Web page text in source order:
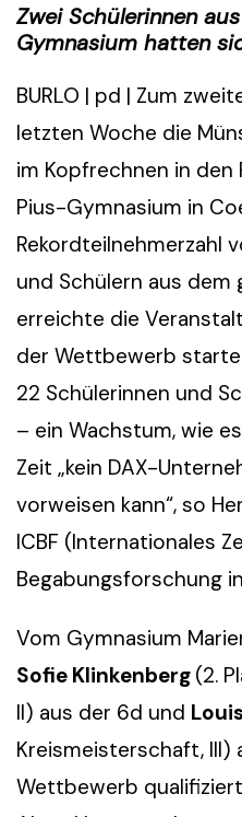
Zwei Schülerinnen
Gymnasium hatten
BURLO | pd | Zum
letzten Woche die
im Kopfrechnen in den
Pius-Gymnasium in
Rekordteilnehmerzahl
und Schülern aus
erreichte die
der Wettbewerb
22 Schülerinnen und
– ein Wachstum, wie
Zeit „kein DAX-
vorweisen kann“, so
ICBF (Internationales
Begabungsforschung
Vom Gymnasium
Sofie Klinkenberg (2.
II) aus der 6d und
Kreismeisterschaft, III)
Wettbewerb